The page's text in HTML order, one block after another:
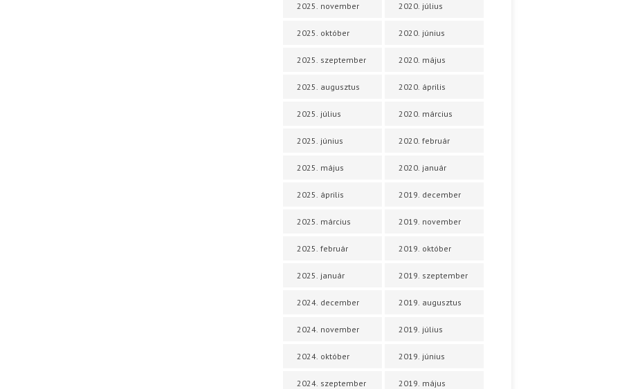
2025. november
2025. október
2025. szeptember
2025. augusztus
2025. július
2025. június
2025. május
2025. április
2025. március
2025. február
2025. január
2024. december
2024. november
2024. október
2024. szeptember
2020. július
2020. június
2020. május
2020. április
2020. március
2020. február
2020. január
2019. december
2019. november
2019. október
2019. szeptember
2019. augusztus
2019. július
2019. június
2019. május